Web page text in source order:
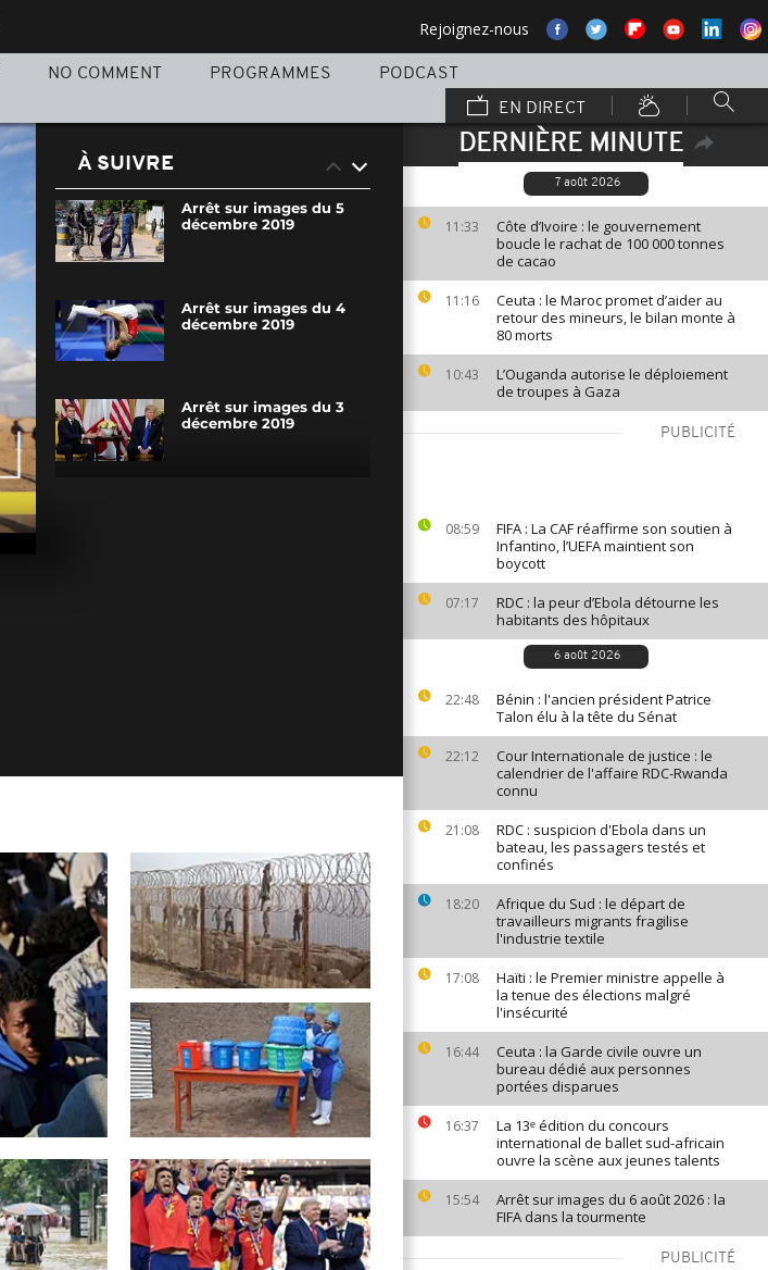
Rejoignez-nous
NO COMMENT PROGRAMMES
PODCAST
EN DIRECT
DERNIÈRE MINUTE
7 août 2026
11:33
Côte d’Ivoire : le gouvernement
boucle le rachat de 100 000 tonnes
de cacao
11:16
Ceuta : le Maroc promet d’aider au
retour des mineurs, le bilan monte à
80 morts
10:43
L’Ouganda autorise le déploiement
de troupes à Gaza
PUBLICITÉ
08:59
FIFA : La CAF réaffirme son soutien à
Infantino, l’UEFA maintient son
boycott
07:17
RDC : la peur d’Ebola détourne les
habitants des hôpitaux
6 août 2026
22:48
Bénin : l'ancien président Patrice
Talon élu à la tête du Sénat
22:12
Cour Internationale de justice : le
calendrier de l'affaire RDC-Rwanda
connu
21:08
RDC : suspicion d'Ebola dans un
bateau, les passagers testés et
confinés
18:20
Afrique du Sud : le départ de
travailleurs migrants fragilise
l'industrie textile
17:08
Haïti : le Premier ministre appelle à
la tenue des élections malgré
l'insécurité
16:44
Ceuta : la Garde civile ouvre un
bureau dédié aux personnes
portées disparues
16:37
La 13ᵉ édition du concours
international de ballet sud-africain
ouvre la scène aux jeunes talents
15:54
Arrêt sur images du 6 août 2026 : la
FIFA dans la tourmente
PUBLICITÉ
À SUIVRE
Arrêt sur images du 5
décembre 2019
Arrêt sur images du 4
décembre 2019
Arrêt sur images du 3
décembre 2019